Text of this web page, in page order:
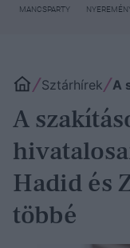
MANCSPARTY
Sztárhírek A
A
Hadid és
többé